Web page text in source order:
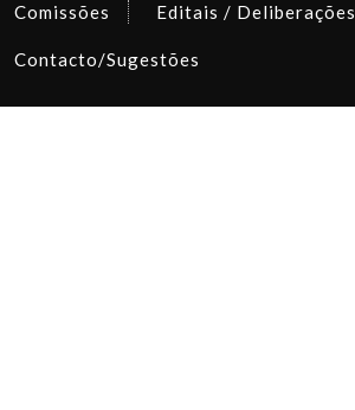
Comissões Editais / Deliberações
Contacto/Sugestões